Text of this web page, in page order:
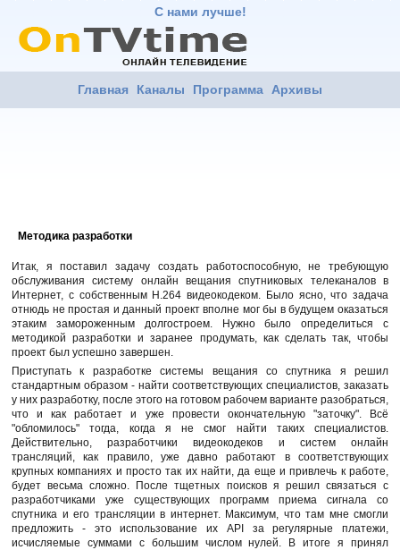
С нами лучше!
Главная Каналы Программа Архивы
Методика разработки
Итак, я поставил задачу создать работоспособную, не требующую
обслуживания систему онлайн вещания спутниковых телеканалов в
Интернет, с собственным H.264 видеокодеком. Было ясно, что задача
отнюдь не простая и данный проект вполне мог бы в будущем оказаться
этаким замороженным долгостроем. Нужно было определиться с
методикой разработки и заранее продумать, как сделать так, чтобы
проект был успешно завершен.
Приступать к разработке системы вещания со спутника я решил
стандартным образом - найти соответствующих специалистов, заказать
у них разработку, после этого на готовом рабочем варианте разобраться,
что и как работает и уже провести окончательную "заточку". Всё
"обломилось" тогда, когда я не смог найти таких специалистов.
Действительно, разработчики видеокодеков и систем онлайн
трансляций, как правило, уже давно работают в соответствующих
крупных компаниях и просто так их найти, да еще и привлечь к работе,
будет весьма сложно. После тщетных поисков я решил связаться с
разработчиками уже существующих программ приема сигнала со
спутника и его трансляции в интернет. Максимум, что там мне смогли
предложить - это использование их API за регулярные платежи,
исчисляемые суммами с большим числом нулей. В итоге я принял